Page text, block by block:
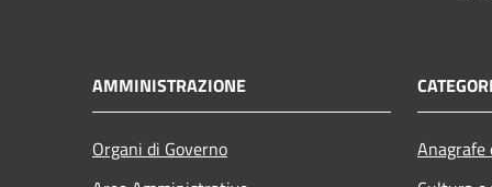
AMMINISTRAZIONE
Organi di Governo